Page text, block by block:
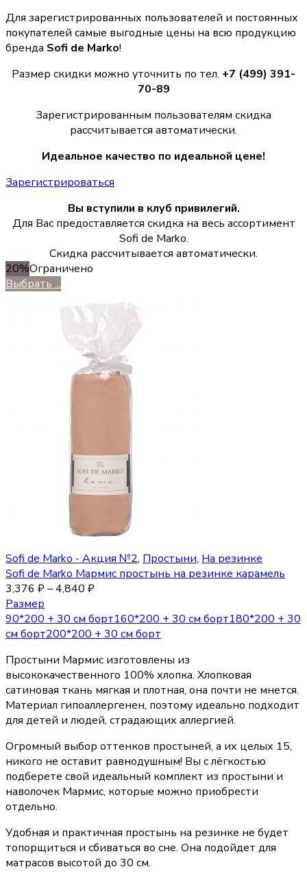
Для зарегистрированных пользователей и постоянных
покупателей самые выгодные цены на всю продукцию
бренда Sofi de Marko!
Размер скидки можно уточнить по тел. +7 (499) 391-
70-89
Зарегистрированным пользователям скидка
рассчитывается автоматически.
Идеальное качество по идеальной цене!
Зарегистрироваться
Вы вступили в клуб привилегий.
Для Вас предоставляется скидка на весь ассортимент
Sofi de Marko.
Скидка рассчитывается автоматически.
20%Ограничено
Выбрать ...
Sofi de Marko - Акция №2, Простыни, На резинке
Sofi de Marko Мармис простынь на резинке карамель
3,376 ₽–4,840 ₽
Размер
90*200 + 30 см борт160*200 + 30 см борт180*200 + 30
см борт200*200 + 30 см борт
Простыни Мармис изготовлены из
высококачественного 100% хлопка. Хлопковая
сатиновая ткань мягкая и плотная, она почти не мнется.
Материал гипоаллергенен, поэтому идеально подходит
для детей и людей, страдающих аллергией.
Огромный выбор оттенков простыней, а их целых 15,
никого не оставит равнодушным! Вы с лёгкостью
подберете свой идеальный комплект из простыни и
наволочек Мармис, которые можно приобрести
отдельно.
Удобная и практичная простынь на резинке не будет
топорщиться и сбиваться во сне. Она подойдет для
матрасов высотой до 30 см.